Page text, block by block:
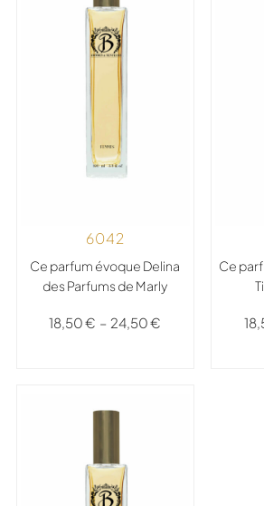
6042
Ce parfum évoque Delina
des Parfums de Marly
18,50€ – 24,50€
Ce